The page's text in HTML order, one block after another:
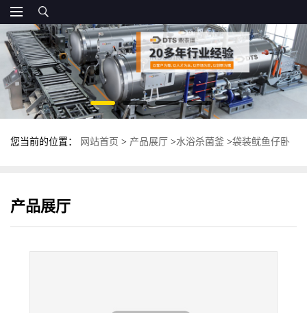
您当前的位置： 网站首页 > 产品展厅 >水浴杀菌釜 >袋装鱿鱼仔卧
产品展厅